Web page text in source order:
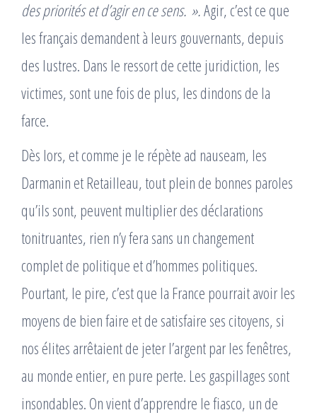
des priorités et d’agir en ce sens. ».Agir, c’est ce que
les français demandent à leurs gouvernants, depuis
des lustres. Dans le ressort de cette juridiction, les
victimes, sont une fois de plus, les dindons de la
farce.
Dès lors, et comme je le répète ad nauseam, les
Darmanin et Retailleau, tout plein de bonnes paroles
qu’ils sont, peuvent multiplier des déclarations
tonitruantes, rien n’y fera sans un changement
complet de politique et d’hommes politiques.
Pourtant, le pire, c’est que la France pourrait avoir les
moyens de bien faire et de satisfaire ses citoyens, si
nos élites arrêtaient de jeter l’argent par les fenêtres,
au monde entier, en pure perte. Les gaspillages sont
insondables. On vient d’apprendre le fiasco, un de